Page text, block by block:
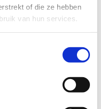
of die ze hebben
van hun services.
is en dat elke mens
en moeilijkheden
één beperking. Je
beperking. Een reden te